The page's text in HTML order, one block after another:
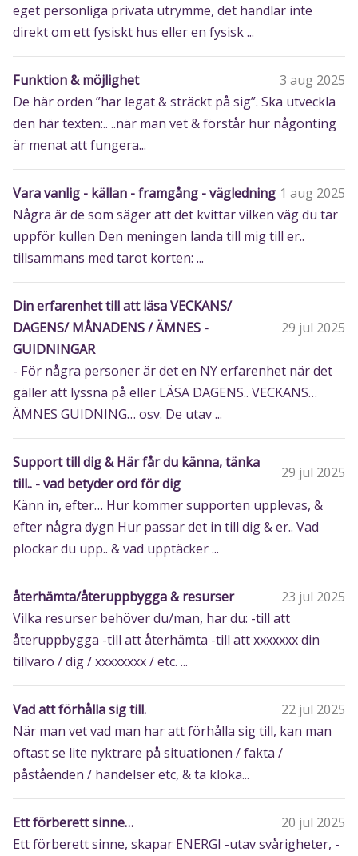
eget personliga privata utrymme, det handlar inte
direkt om ett fysiskt hus eller en fysisk ...
Funktion & möjlighet
3 aug 2025
De här orden ”har legat & sträckt på sig”. Ska utveckla
den här texten:.. ..när man vet & förstår hur någonting
är menat att fungera...
Vara vanlig - källan - framgång - vägledning 1 aug 2025
Några är de som säger att det kvittar vilken väg du tar
uppför kullen Den meningen landa till mig till er..
tillsammans med tarot korten: ...
Din erfarenhet till att läsa VECKANS/
DAGENS/ MÅNADENS / ÄMNES -
GUIDNINGAR
29 jul 2025
- För några personer är det en NY erfarenhet när det
gäller att lyssna på eller LÄSA DAGENS.. VECKANS…
ÄMNES GUIDNING… osv. De utav ...
Support till dig & Här får du känna, tänka
till.. - vad betyder ord för dig
29 jul 2025
Känn in, efter… Hur kommer supporten upplevas, &
efter några dygn Hur passar det in till dig & er.. Vad
plockar du upp.. & vad upptäcker ...
återhämta/återuppbygga & resurser
23 jul 2025
Vilka resurser behöver du/man, har du: -till att
återuppbygga -till att återhämta -till att xxxxxxx din
tillvaro / dig / xxxxxxxx / etc. ...
Vad att förhålla sig till.
22 jul 2025
När man vet vad man har att förhålla sig till, kan man
oftast se lite nyktrare på situationen / fakta /
påståenden / händelser etc, & ta kloka...
Ett förberett sinne…
20 jul 2025
Ett förberett sinne, skapar ENERGI -utav svårigheter, -